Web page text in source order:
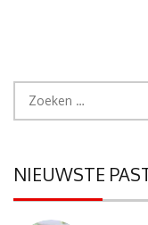
naar:
NIEUWSTE